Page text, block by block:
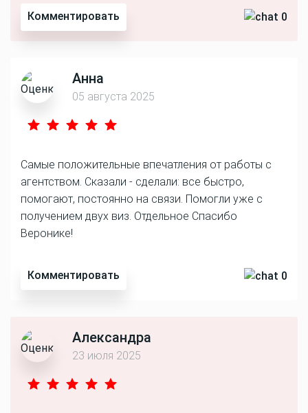
Комментировать 0
Анна
05 августа 2025
Самые положительные впечатления от работы с
агентством. Сказали - сделали: все быстро,
помогают, постоянно на связи. Помогли уже с
получением двух виз. Отдельное Спасибо
Веронике!
Комментировать 0
Александра
23 июля 2025